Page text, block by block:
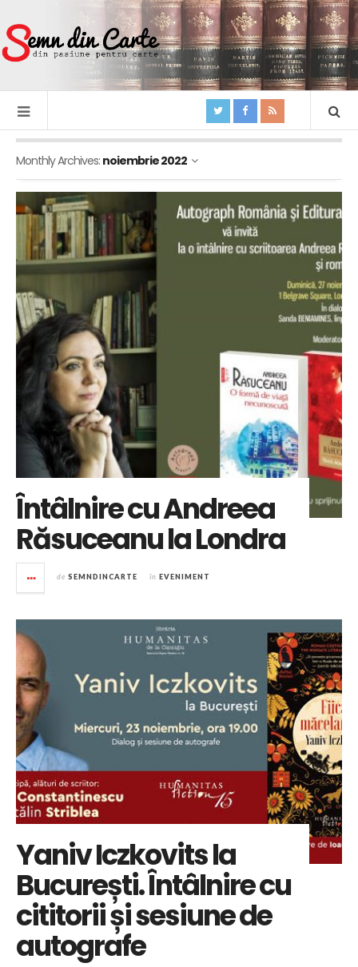
Monthly Archives: noiembrie 2022
Întâlnire cu Andreea
Răsuceanu la Londra
de SEMNDINCARTE în EVENIMENT
Yaniv Iczkovits la
București. Întâlnire cu
cititorii și sesiune de
autografe